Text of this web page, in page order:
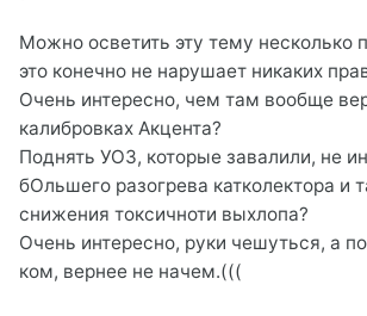
Можно осветить эту тему несколько
это конечно не нарушает никаких
Очень интересно, чем там вообще
калибровках Акцента?
Поднять УОЗ, которые завалили, не
бОльшего разогрева катколектора и
снижения токсичноти выхлопа?
Очень интересно, руки чешуться, а
ком, вернее не начем.(((